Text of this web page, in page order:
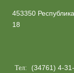
453350
18
Тел: (34761) 4-